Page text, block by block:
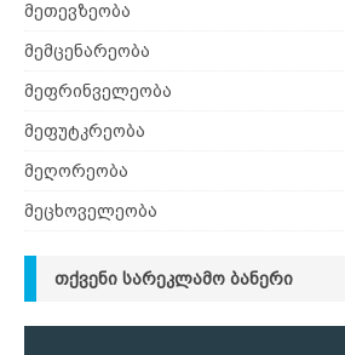
მეთევზეობა
მემცენარეობა
მეფრინველეობა
მეფუტკრეობა
მეღორეობა
მეცხოველეობა
ᲗᲥᲕᲔᲜᲘ ᲡᲐᲠᲔᲙᲚᲐᲛᲝ ᲑᲐᲜᲔᲠᲘ